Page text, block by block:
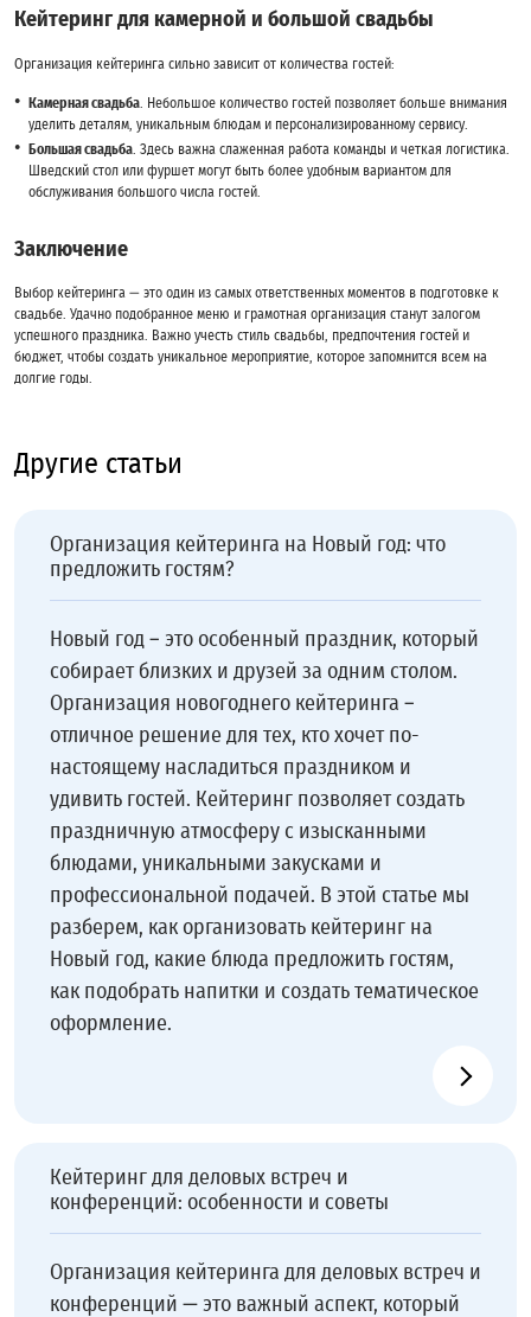
Кейтеринг для камерной и большой свадьбы
Организация кейтеринга сильно зависит от количества гостей:
Камерная свадьба . Небольшое количество гостей позволяет больше внимания
уделить деталям, уникальным блюдам и персонализированному сервису.
Большая свадьба . Здесь важна слаженная работа команды и четкая логистика.
Шведский стол или фуршет могут быть более удобным вариантом для
обслуживания большого числа гостей.
Заключение
Выбор кейтеринга — это один из самых ответственных моментов в подготовке к
свадьбе. Удачно подобранное меню и грамотная организация станут залогом
успешного праздника. Важно учесть стиль свадьбы, предпочтения гостей и
бюджет, чтобы создать уникальное мероприятие, которое запомнится всем на
долгие годы.
Другие статьи
Организация кейтеринга на Новый год: что
предложить гостям?
Новый год – это особенный праздник, который
собирает близких и друзей за одним столом.
Организация новогоднего кейтеринга –
отличное решение для тех, кто хочет по-
настоящему насладиться праздником и
удивить гостей. Кейтеринг позволяет создать
праздничную атмосферу с изысканными
блюдами, уникальными закусками и
профессиональной подачей. В этой статье мы
разберем, как организовать кейтеринг на
Новый год, какие блюда предложить гостям,
как подобрать напитки и создать тематическое
оформление.
Кейтеринг для деловых встреч и
конференций: особенности и советы
Организация кейтеринга для деловых встреч и
конференций — это важный аспект, который